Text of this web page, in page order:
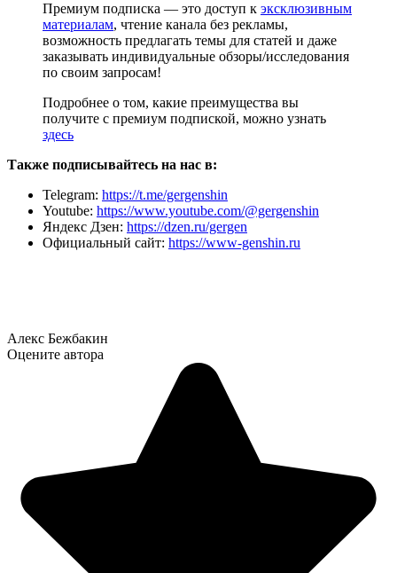
Премиум подписка — это доступ к эксклюзивным
материалам, чтение канала без рекламы,
возможность предлагать темы для статей и даже
заказывать индивидуальные обзоры/исследования
по своим запросам!
Подробнее о том, какие преимущества вы
получите с премиум подпиской, можно узнать
здесь
Также подписывайтесь на нас в:
Telegram: https://t.me/gergenshin
Youtube: https://www.youtube.com/@gergenshin
Яндекс Дзен: https://dzen.ru/gergen
Официальный сайт: https://www-genshin.ru
Алекс Бежбакин
Оцените автора